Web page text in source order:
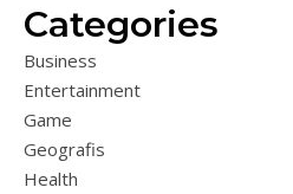
Categories
Business
Entertainment
Game
Geografis
Health